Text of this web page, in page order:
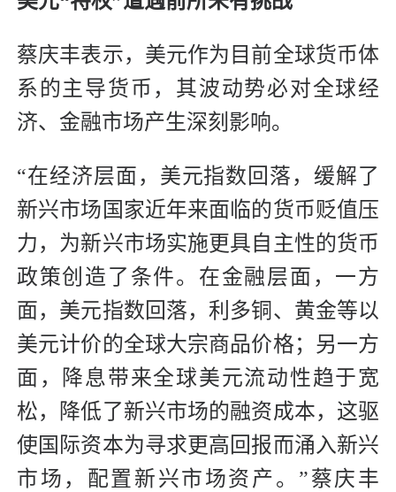
蔡庆丰表示，美元作为目前全球货币体
系的主导货币，其波动势必对全球经
济、金融市场产生深刻影响。
“在经济层面，美元指数回落，缓解了
新兴市场国家近年来面临的货币贬值压
力，为新兴市场实施更具自主性的货币
政策创造了条件。在金融层面，一方
面，美元指数回落，利多铜、黄金等以
美元计价的全球大宗商品价格；另一方
面，降息带来全球美元流动性趋于宽
松，降低了新兴市场的融资成本，这驱
使国际资本为寻求更高回报而涌入新兴
市场，配置新兴市场资产。”蔡庆丰